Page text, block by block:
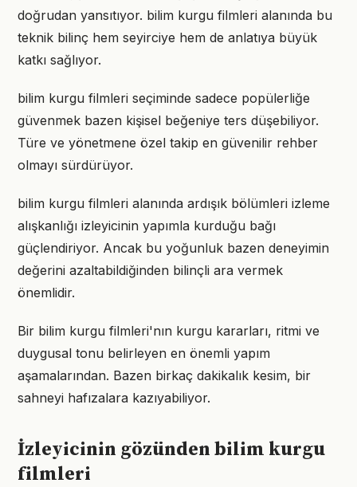
doğrudan yansıtıyor. bilim kurgu filmleri alanında bu
teknik bilinç hem seyirciye hem de anlatıya büyük
katkı sağlıyor.
bilim kurgu filmleri seçiminde sadece popülerliğe
güvenmek bazen kişisel beğeniye ters düşebiliyor.
Türe ve yönetmene özel takip en güvenilir rehber
olmayı sürdürüyor.
bilim kurgu filmleri alanında ardışık bölümleri izleme
alışkanlığı izleyicinin yapımla kurduğu bağı
güçlendiriyor. Ancak bu yoğunluk bazen deneyimin
değerini azaltabildiğinden bilinçli ara vermek
önemlidir.
Bir bilim kurgu filmleri'nın kurgu kararları, ritmi ve
duygusal tonu belirleyen en önemli yapım
aşamalarından. Bazen birkaç dakikalık kesim, bir
sahneyi hafızalara kazıyabiliyor.
İzleyicinin gözünden bilim kurgu
filmleri